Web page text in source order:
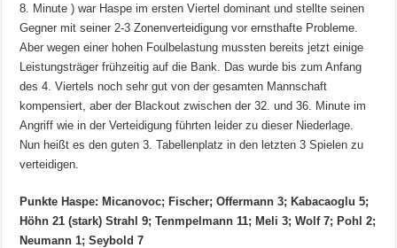
8. Minute ) war Haspe im ersten Viertel dominant und stellte seinen
Gegner mit seiner 2-3 Zonenverteidigung vor ernsthafte Probleme.
Aber wegen einer hohen Foulbelastung mussten bereits jetzt einige
Leistungsträger frühzeitig auf die Bank. Das wurde bis zum Anfang
des 4. Viertels noch sehr gut von der gesamten Mannschaft
kompensiert, aber der Blackout zwischen der 32. und 36. Minute im
Angriff wie in der Verteidigung führten leider zu dieser Niederlage.
Nun heißt es den guten 3. Tabellenplatz in den letzten 3 Spielen zu
verteidigen.
Punkte Haspe: Micanovoc; Fischer; Offermann 3; Kabacaoglu 5;
Höhn 21 (stark) Strahl 9; Tenmpelmann 11; Meli 3; Wolf 7; Pohl 2;
Neumann 1; Seybold 7